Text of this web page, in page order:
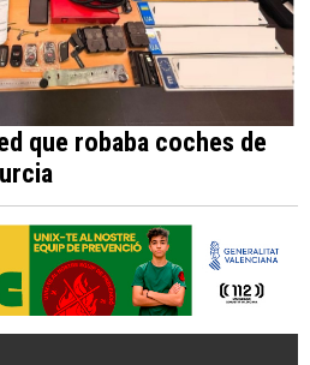
que robaba coches de